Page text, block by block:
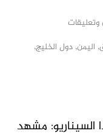
وتعليقات
, اليمن, دول الخليج,
مشهد